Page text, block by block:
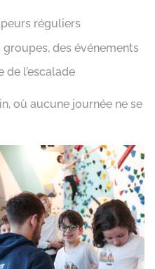
réguliers
groupes, des événements
de l’escalade
où aucune journée ne se